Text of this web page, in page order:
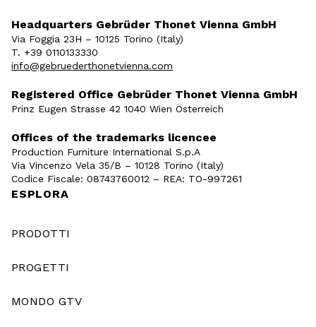
Headquarters Gebrüder Thonet Vienna GmbH
Via Foggia 23H – 10125 Torino (Italy)
T. +39 0110133330
info@gebruederthonetvienna.com
Registered Office Gebrüder Thonet Vienna GmbH
Prinz Eugen Strasse 42 1040 Wien Österreich
Offices of the trademarks licencee
Production Furniture International S.p.A
Via Vincenzo Vela 35/B – 10128 Torino (Italy)
Codice Fiscale: 08743760012 – REA: TO-997261
ESPLORA
PRODOTTI
PROGETTI
MONDO GTV